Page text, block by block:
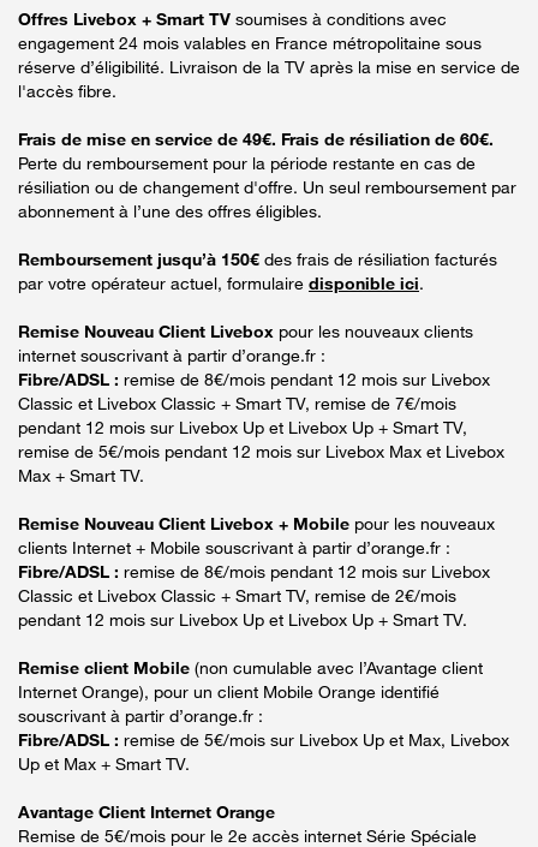
Offres Livebox + Smart TV soumises à conditions avec
engagement 24 mois valables en France métropolitaine sous
réserve d’éligibilité. Livraison de la TV après la mise en service de
l'accès fibre.
Frais de mise en service de 49€. Frais de résiliation de 60€.
Perte du remboursement pour la période restante en cas de
résiliation ou de changement d'offre. Un seul remboursement par
abonnement à l’une des offres éligibles.
Remboursement jusqu’à 150€ des frais de résiliation facturés
par votre opérateur actuel, formulaire disponible ici.
Remise Nouveau Client Livebox pour les nouveaux clients
internet souscrivant à partir d’orange.fr :
Fibre/ADSL : remise de 8€/mois pendant 12 mois sur Livebox
Classic et Livebox Classic + Smart TV, remise de 7€/mois
pendant 12 mois sur Livebox Up et Livebox Up + Smart TV,
remise de 5€/mois pendant 12 mois sur Livebox Max et Livebox
Max + Smart TV.
Remise Nouveau Client Livebox + Mobile pour les nouveaux
clients Internet + Mobile souscrivant à partir d’orange.fr :
Fibre/ADSL : remise de 8€/mois pendant 12 mois sur Livebox
Classic et Livebox Classic + Smart TV, remise de 2€/mois
pendant 12 mois sur Livebox Up et Livebox Up + Smart TV.
Remise client Mobile (non cumulable avec l’Avantage client
Internet Orange), pour un client Mobile Orange identifié
souscrivant à partir d’orange.fr :
Fibre/ADSL : remise de 5€/mois sur Livebox Up et Max, Livebox
Up et Max + Smart TV.
Avantage Client Internet Orange
Remise de 5€/mois pour le 2e accès internet Série Spéciale